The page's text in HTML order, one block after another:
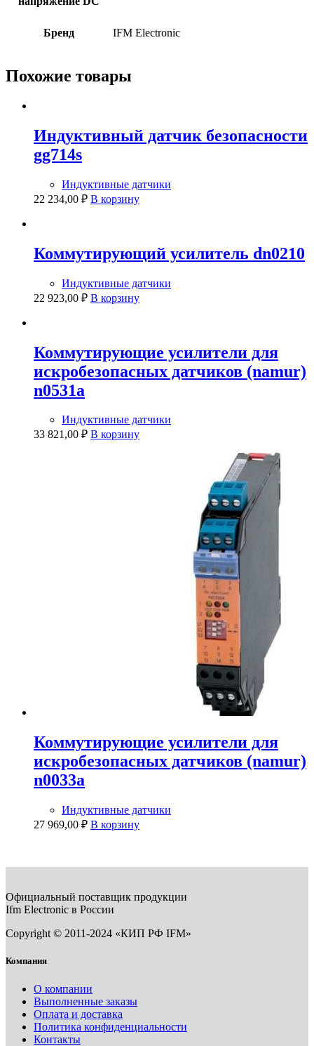
Бренд IFM Electronic
Похожие товары
Индуктивный датчик безопасности
gg714s
Индуктивные датчики
22 234,00 ₽ В корзину
Коммутирующий усилитель dn0210
Индуктивные датчики
22 923,00 ₽ В корзину
Коммутирующие усилители для
искробезопасных датчиков (namur)
n0531a
Индуктивные датчики
33 821,00 ₽ В корзину
Коммутирующие усилители для
искробезопасных датчиков (namur)
n0033a
Индуктивные датчики
27 969,00 ₽ В корзину
Официальный поставщик продукции
Ifm Electronic в России
Copyright © 2011-2024 «КИП РФ IFM»
Компания
О компании
Выполненные заказы
Оплата и доставка
Политика конфиденциальности
Контакты